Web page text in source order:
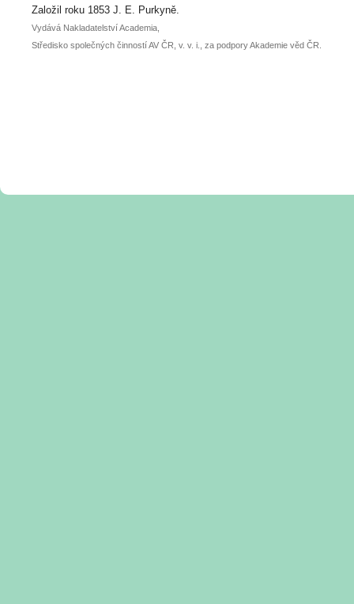
posteru je už 30. června.
Založil roku 1853 J. E. Purkyně.
Vydává Nakladatelství Academia,
Středisko společných činností AV ČR, v. v. i., za podpory Akademie věd ČR.